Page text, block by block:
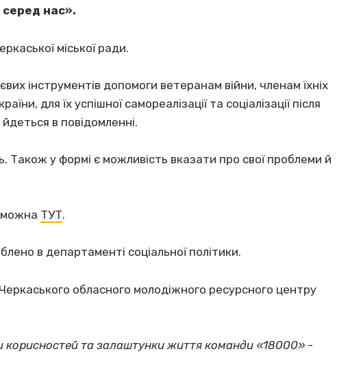
серед нас».
міської ради.
інструментів допомоги ветеранам війни, членам їхніх
для їх успішної самореалізації та соціалізації після
в повідомленні.
Також у формі є можливість вказати про свої проблеми й
можна ТУТ.
в департаменті соціальної політики.
обласного молодіжного ресурсного центру
корисностей та залаштунки життя команди «18000» -
ВІСІМНАДЦЯТЬ ТРИ НУЛІ